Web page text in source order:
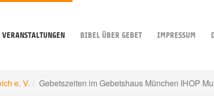
VERANSTALTUNGEN BIBEL ÜBER GEBET IMPRESSUM
e. V. Gebetszeiten im Gebetshaus München IHOP